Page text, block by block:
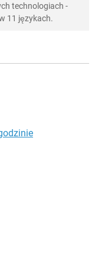
technologiach -
11 językach.